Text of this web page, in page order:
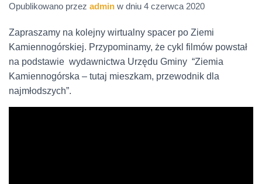
Opublikowano przez admin w dniu 4 czerwca 2020
Zapraszamy na kolejny wirtualny spacer po Ziemi
Kamiennogórskiej. Przypominamy, że cykl filmów powstał
na podstawie wydawnictwa Urzędu Gminy “Ziemia
Kamiennogórska – tutaj mieszkam, przewodnik dla
najmłodszych”.